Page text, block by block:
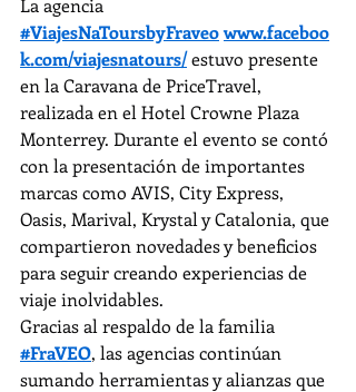
La agencia
#ViajesNaToursbyFraveowww.faceboo
k.com/viajesnatours/ estuvo presente
en la Caravana de PriceTravel,
realizada en el Hotel Crowne Plaza
Monterrey. Durante el evento se contó
con la presentación de importantes
marcas como AVIS, City Express,
Oasis, Marival, Krystal y Catalonia, que
compartieron novedades y beneficios
para seguir creando experiencias de
viaje inolvidables.
Gracias al respaldo de la familia
#FraVEO, las agencias continúan
sumando herramientas y alianzas que